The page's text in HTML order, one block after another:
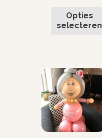
Opties
selecteren